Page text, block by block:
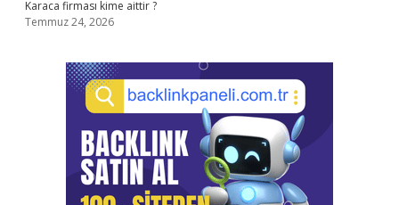
Karaca firması kime aittir ?
Temmuz 24, 2026